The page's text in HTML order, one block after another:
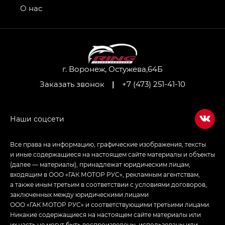
привод — GB AWD, Джи Эль Полный привод —
Джи Ти — GT, Джи Икс — GX,
Джи Икс ПРЕМИУМ — GX PREMIUM, ЛАУНЖ —
Empow — Эмпау (Empow) в комплектации
г. Воронеж, Остужева,64Б
Заказать звонок
| +7 (473) 251-41-10
О нас
Все права на информацию, графические изображения, тексты
и иные содержащиеся на настоящем сайте материалы и объекты
(далее — материалы), принадлежат юридическим лицам,
входящим в ООО «ГАК МОТОР РУС», рекламным агентствам,
а также иным третьим в соответствии с условиями договоров,
заключенных между юридическими лицами
ООО «ГАК МОТОР РУС» и соответствующими третьими лицами.
Никакие содержащиеся на настоящем сайте материалы или